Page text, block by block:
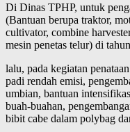
Di Dinas TPHP, untuk
(Bantuan berupa traktor,
cultivator, combine
mesin penetas telur) di
lalu, pada kegiatan
padi rendah emisi,
umbian, bantuan
buah-buahan,
bibit cabe dalam polybag